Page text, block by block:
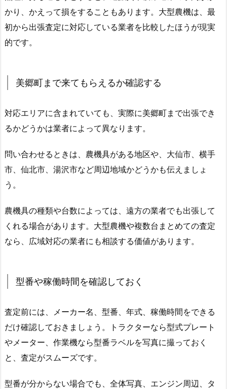
かり、かえって損をすることもあります。大型農機は、最
初から出張査定に対応している業者を比較したほうが現実
的です。
美郷町まで来てもらえるか確認する
対応エリアに含まれていても、実際に美郷町まで出張でき
るかどうかは業者によって異なります。
問い合わせるときは、農機具がある地区や、大仙市、横手
市、仙北市、湯沢市など周辺地域かどうかも伝えましょ
う。
農機具の種類や台数によっては、遠方の業者でも出張して
くれる場合があります。大型農機や複数台まとめての査定
なら、広域対応の業者にも相談する価値があります。
型番や稼働時間を確認しておく
査定前には、メーカー名、型番、年式、稼働時間をできる
だけ確認しておきましょう。トラクターなら型式プレート
やメーター、作業機なら型番ラベルを写真に撮っておく
と、査定がスムーズです。
型番が分からない場合でも、全体写真、エンジン周辺、タ